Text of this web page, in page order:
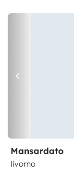
Mansardato
livorno